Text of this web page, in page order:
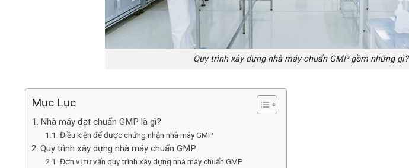
Quy trình xây dựng nhà máy chuẩn GMP gồm những gì?
Mục Lục
Nhà máy đạt chuẩn GMP là gì?
Điều kiện để được chứng nhận nhà máy GMP
Quy trình xây dựng nhà máy chuẩn GMP
Đơn vị tư vấn quy trình xây dựng nhà máy chuẩn GMP